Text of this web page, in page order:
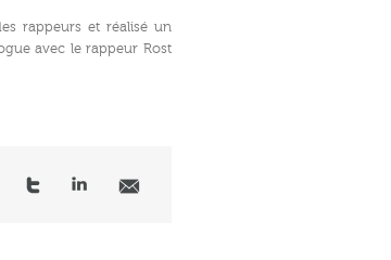
rappeurs et réalisé un
avec le rappeur Rost